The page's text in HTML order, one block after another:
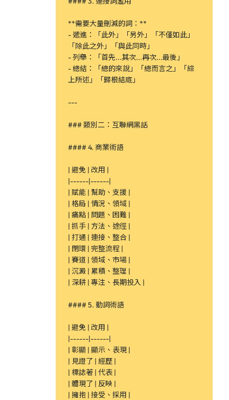
**需要大量刪減的詞：**
- 遞進：「此外」「另外」「不僅如此」
「除此之外」「與此同時」
- 列舉：「首先...其次...再次...最後」
- 總結：「總的來說」「總而言之」「綜
上所述」「歸根結底」
---
### 類別二：互聯網黑話
#### 4. 商業術語
| 避免 | 改用 |
|------|------|
| 賦能 | 幫助、支援 |
| 格局 | 情況、領域 |
| 痛點 | 問題、困難 |
| 抓手 | 方法、途徑 |
| 打通 | 連接、整合 |
| 閉環 | 完整流程 |
| 賽道 | 領域、市場 |
| 沉澱 | 累積、整理 |
| 深耕 | 專注、長期投入 |
#### 5. 動詞術語
| 避免 | 改用 |
|------|------|
| 彰顯 | 顯示、表現 |
| 見證了 | 經歷 |
| 標誌著 | 代表 |
| 體現了 | 反映 |
| 擁抱 | 接受、採用 |